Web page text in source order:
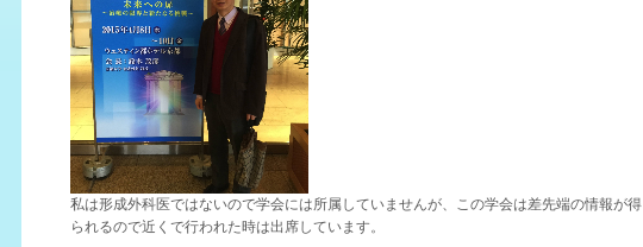
私は形成外科医ではないので学会には所属していませんが、この学会は差先端の情報が得
られるので近くで行われた時は出席しています。